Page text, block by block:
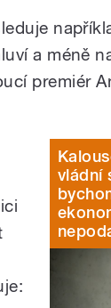
a méně
premiér
vládní